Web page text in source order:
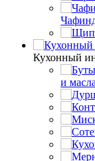
Кухонный
и масла